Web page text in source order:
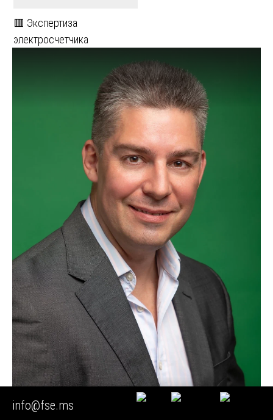
🟥 Экспертиза
электросчетчика
info@fse.ms